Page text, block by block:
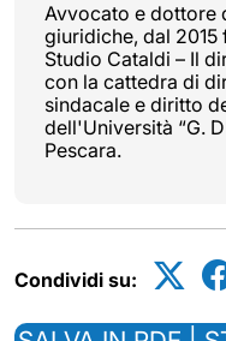
Avvocato e dottore
giuridiche, dal
Studio Cataldi – Il
con la cattedra di
sindacale e diritto
dell'Università “G.
Pescara.
Condividi su: